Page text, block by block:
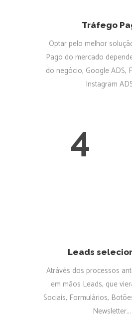
Tráfego
Optar pelo melhor
Pago do mercado
do negócio, Google ADS,
Instagram
4
Leads
Atrávés dos processos
em mãos Leads, que
Sociais, Formulários,
Newsletter...